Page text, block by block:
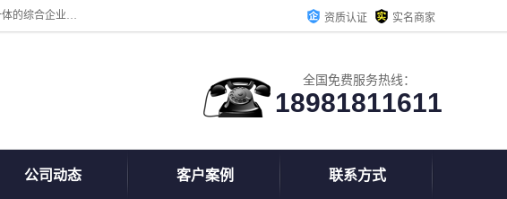
四川美柯冷冻库安装工程有限公司一家以冷库机组、冷库设备、冷库设计、冷冻库设备销售、冷库安装、冻库安装价格及技术服务为一体的综合企业，咨询热线：同等设备材料优惠10% 。公司各种类型安装组合式冷库、冷冻库、冷藏库、气调保鲜库、并提供成套设备供应、安装与调试、维护与维修、技术咨询、操作维修人员技术培训等 资质认证 实名商家
全国免费服务热线：
18981811611
公司动态 客户案例 联系方式